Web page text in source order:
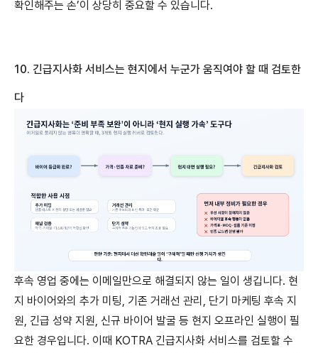
확인해주는 손’이 상당히 중요할 수 있습니다.
10. 긴급지사화 서비스는 현지에서 누군가 움직여야 할 때 검토한
다
후속 영업 중에는 이메일만으로 해결되지 않는 일이 생깁니다. 현
지 바이어와의 추가 미팅, 기존 거래선 관리, 단기 마케팅 후속 지
원, 긴급 성약 지원, 신규 바이어 발굴 등 현지 오프라인 실행이 필
요한 경우입니다. 이때 KOTRA 긴급지사화 서비스를 검토할 수